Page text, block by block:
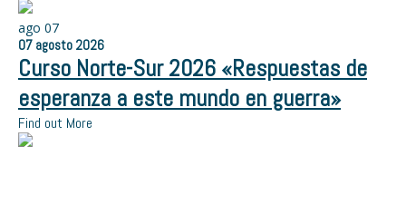
ago 07
07 agosto 2026
Curso Norte-Sur 2026 «Respuestas de
esperanza a este mundo en guerra»
Find out More